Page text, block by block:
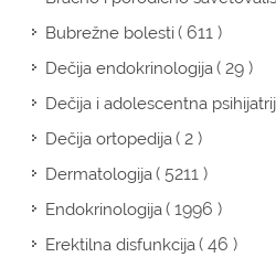
Bubrežne bolesti( 611 )
Dečija endokrinologija( 29 )
Dečija i adolescentna
Dečija ortopedija( 2 )
Dermatologija( 5211 )
Endokrinologija( 1996 )
Erektilna disfunkcija( 46 )